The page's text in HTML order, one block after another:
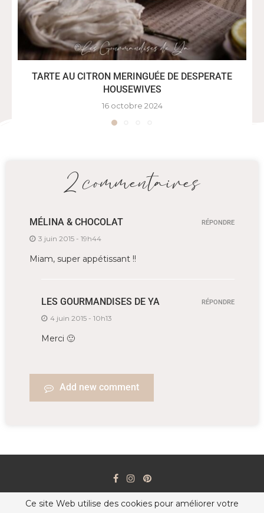
TARTE AU CITRON MERINGUÉE DE DESPERATE
HOUSEWIVES
16 octobre 2024
2 commentaires
MÉLINA & CHOCOLAT
3 juin 2015 - 19h44
Miam, super appétissant !!
RÉPONDRE
LES GOURMANDISES DE YA
4 juin 2015 - 10h13
Merci 🙂
RÉPONDRE
Add new comment
Ce site Web utilise des cookies pour améliorer votre